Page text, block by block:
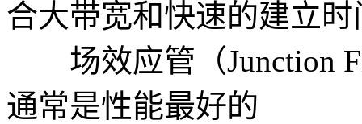
合大带宽和快速的建立
场效应管（Junction
通常是性能最好的